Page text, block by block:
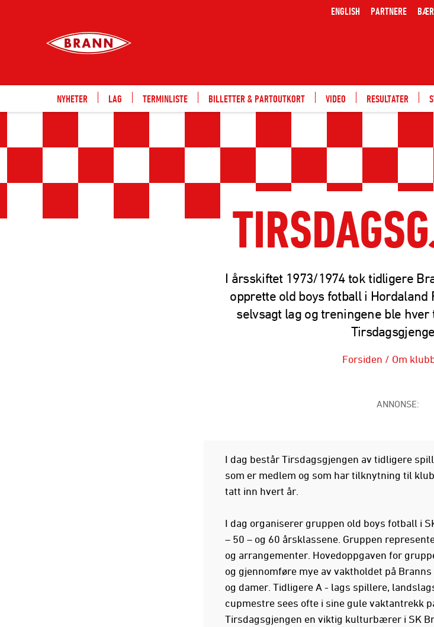
ENGLISH PARTNERE
NYHETER LAG TERMINLISTE BILLETTER & PARTOUTKORT VIDEO RESULTATER
I årsskiftet 1973/1974 tok tidligere
opprette old boys fotball i
selvsagt lag og treningene ble
Forsiden / Om
ANNONSE:
I dag består Tirsdagsgjengen av tidligere
som er medlem og som har tilknytning til
tatt inn hvert år.
I dag organiserer gruppen old boys fotball i
– 50 – og 60 årsklassene. Gruppen
og arrangementer. Hovedoppgaven for
og gjennomføre mye av vaktholdet på
og damer. Tidligere A - lags spillere,
cupmestre sees ofte i sine gule vaktantrekk
Tirsdagsgjengen en viktig kulturbærer i SK